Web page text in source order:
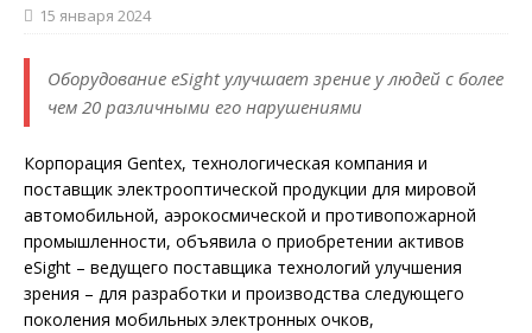
15 января 2024
Оборудование eSight улучшает зрение у людей с более
чем 20 различными его нарушениями
Корпорация Gentex, технологическая компания и
поставщик электрооптической продукции для мировой
автомобильной, аэрокосмической и противопожарной
промышленности, объявила о приобретении активов
eSight – ведущего поставщика технологий улучшения
зрения – для разработки и производства следующего
поколения мобильных электронных очков,